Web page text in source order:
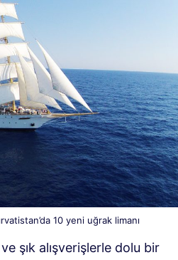
10 yeni uğrak limanı
şık alışverişlerle dolu bir